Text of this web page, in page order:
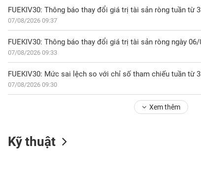
FUEKIV30: Thông báo thay đổi giá trị tài sản ròng tuần từ
07/08/2026 09:37
FUEKIV30: Thông báo thay đổi giá trị tài sản ròng ngày
07/08/2026 09:33
FUEKIV30: Mức sai lệch so với chỉ số tham chiếu tuần từ
07/08/2026 09:30
Xem thêm
Kỹ thuật
DOANH
NGHIỆP
CỔ
PHIẾU
SINH